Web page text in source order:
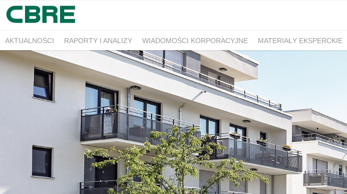
AKTUALNOŚCI RAPORTY I ANALIZY WIADOMOŚCI KORPORACYJNE MATERIAŁY EKSPERCKIE